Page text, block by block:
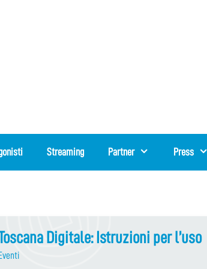
Streaming Partner Press
Digitale: Istruzioni per l’uso